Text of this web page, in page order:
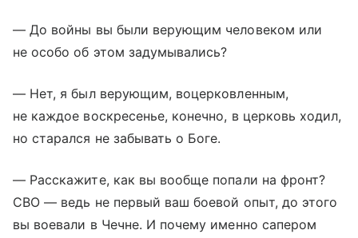
— До войны вы были верующим человеком или
не особо об этом задумывались?
— Нет, я был верующим, воцерковленным,
не каждое воскресенье, конечно, в церковь ходил,
но старался не забывать о Боге.
— Расскажите, как вы вообще попали на фронт?
СВО — ведь не первый ваш боевой опыт, до этого
вы воевали в Чечне. И почему именно сапером